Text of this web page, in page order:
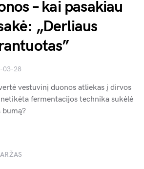
– kai pasakiau
„Derliaus
03-28
vestuvinį duonos atliekas į dirvos
fermentacijos technika sukėlė
bumą?